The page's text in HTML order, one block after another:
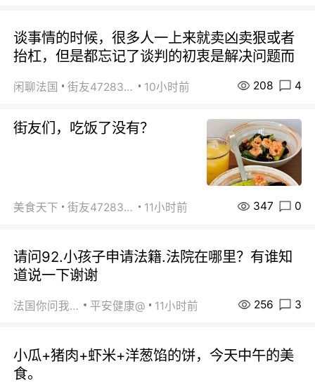
谈事情的时候，很多人一上来就卖凶卖狠或者
抬杠，但是都忘记了谈判的初衷是解决问题而
闲聊法国 街友472838572 10小时前 208 4
街友们，吃饭了没有？
美食天下 街友472838572 11小时前 347 0
请问92.小孩子申请法籍.法院在哪里？有谁知
道说一下谢谢
法国你问我答 平安健康@ 11小时前 256 3
小瓜+猪肉+虾米+洋葱馅的饼，今天中午的美
食。